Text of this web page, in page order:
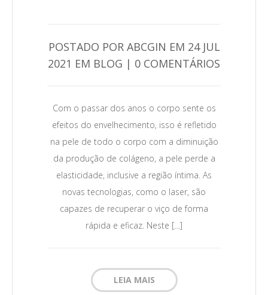
Leia Mais →
POSTADO POR ABCGIN EM 24 JUL
2021 EM BLOG | 0 COMENTÁRIOS
Com o passar dos anos o corpo sente os
efeitos do envelhecimento, isso é refletido
na pele de todo o corpo com a diminuição
da produção de colágeno, a pele perde a
elasticidade, inclusive a região íntima. As
novas tecnologias, como o laser, são
capazes de recuperar o viço de forma
rápida e eficaz. Neste […]
LEIA MAIS